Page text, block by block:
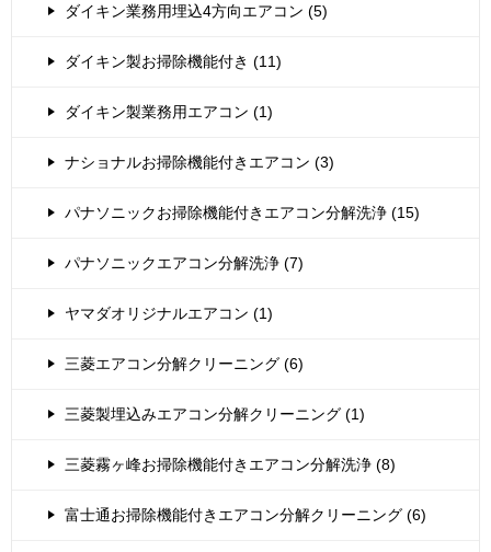
ダイキン業務用埋込4方向エアコン (5)
ダイキン製お掃除機能付き (11)
ダイキン製業務用エアコン (1)
ナショナルお掃除機能付きエアコン (3)
パナソニックお掃除機能付きエアコン分解洗浄 (15)
パナソニックエアコン分解洗浄 (7)
ヤマダオリジナルエアコン (1)
三菱エアコン分解クリーニング (6)
三菱製埋込みエアコン分解クリーニング (1)
三菱霧ヶ峰お掃除機能付きエアコン分解洗浄 (8)
富士通お掃除機能付きエアコン分解クリーニング (6)